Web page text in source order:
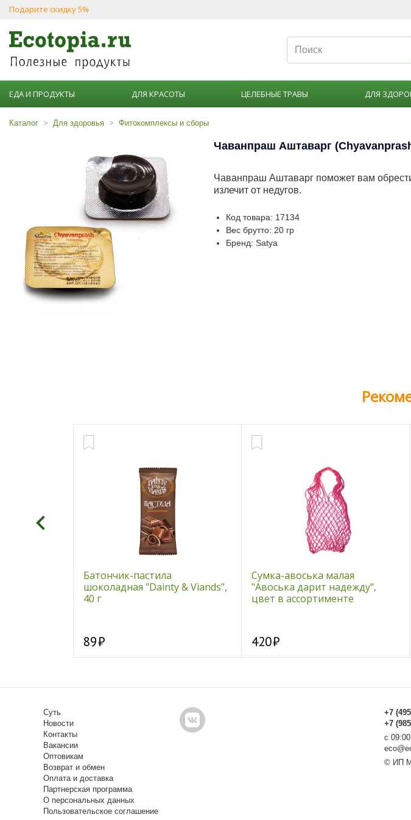
Подарите скидку 5%
ЕДА И ПРОДУКТЫ ДЛЯ КРАСОТЫ ЦЕЛЕБНЫЕ ТРАВЫ ДЛЯ
Каталог Для здоровья Фитокомплексы и сборы
Чаванпраш Аштаварг
Чаванпраш Аштаварг поможет вам
излечит от недугов.
Код товара: 17134
Вес брутто: 20 гр
Бренд: Satya
Батончик-пастила
шоколадная "Dainty & Viands",
40 г
89
Сумка-авоська малая
"Авоська дарит надежду",
цвет в ассортименте
420
Суть
Новости
Контакты
Вакансии
Оптовикам
Возврат и обмен
Оплата и доставка
Партнерская программа
О персональных данных
Пользовательское соглашение
+7
+7
с
© ИП